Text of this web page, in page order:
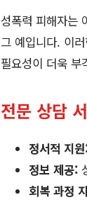
성폭력 피해자는
그 예입니다. 이
필요성이 더욱 부
전문 상담
정서적 지
정보 제공:
회복 과정